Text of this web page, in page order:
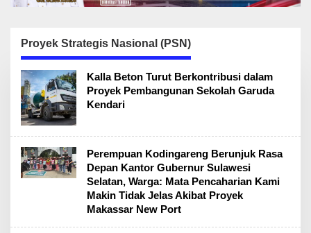
Proyek Strategis Nasional (PSN)
Kalla Beton Turut Berkontribusi dalam
Proyek Pembangunan Sekolah Garuda
Kendari
Perempuan Kodingareng Berunjuk Rasa
Depan Kantor Gubernur Sulawesi
Selatan, Warga: Mata Pencaharian Kami
Makin Tidak Jelas Akibat Proyek
Makassar New Port